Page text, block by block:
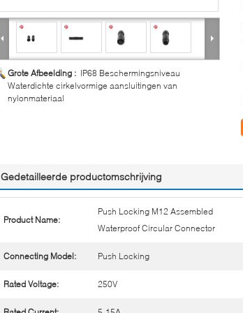
Grote Afbeelding : IP68 Beschermingsniveau
Waterdichte cirkelvormige aansluitingen van
nylonmateriaal
Gedetailleerde productomschrijving
Product Name:
Push Locking M12 Assembled
Waterproof Circular Connector
Connecting Model: Push Locking
Rated Voltage: 250V